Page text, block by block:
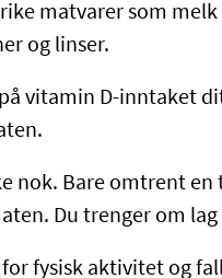
matvarer som
og linser.
vitamin D-inntaket
nok. Bare omtrent
Du trenger om
fysisk aktivitet og